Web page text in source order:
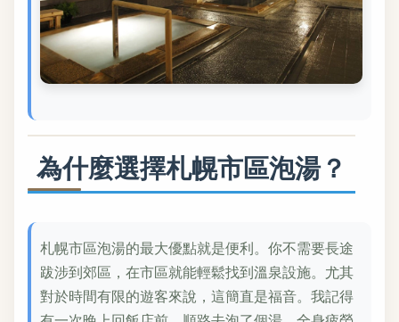
為什麼選擇札幌市區泡湯？
札幌市區泡湯的最大優點就是便利。你不需要長途
跋涉到郊區，在市區就能輕鬆找到溫泉設施。尤其
對於時間有限的遊客來說，這簡直是福音。我記得